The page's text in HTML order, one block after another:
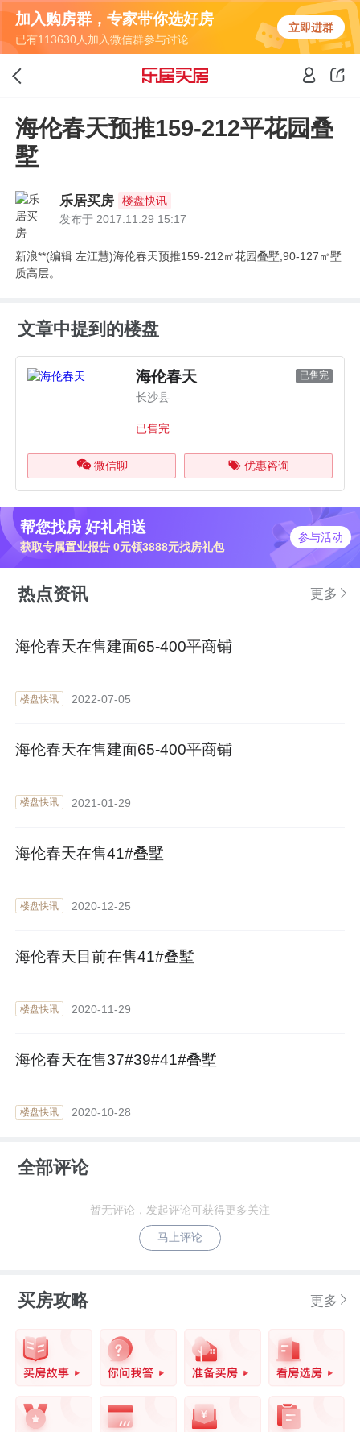
加入购房群，专家带你选好房
已有113630人加入微信群参与讨论
立即进群
海伦春天预推159-212平花园叠
墅
乐居买房
楼盘快讯
发布于 2017.11.29 15:17
新浪**(编辑 左江慧)海伦春天预推159-212㎡花园叠墅,90-127㎡墅
质高层。
文章中提到的楼盘
海伦春天 已售完
长沙县
已售完
微信聊 优惠咨询
帮您找房 好礼相送
获取专属置业报告 0元领3888元找房礼包
参与活动
热点资讯 更多
海伦春天在售建面65-400平商铺
楼盘快讯 2022-07-05
海伦春天在售建面65-400平商铺
楼盘快讯 2021-01-29
海伦春天在售41#叠墅
楼盘快讯 2020-12-25
海伦春天目前在售41#叠墅
楼盘快讯 2020-11-29
海伦春天在售37#39#41#叠墅
楼盘快讯 2020-10-28
全部评论
暂无评论，发起评论可获得更多关注
马上评论
买房攻略 更多